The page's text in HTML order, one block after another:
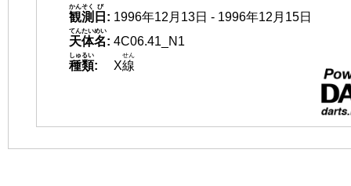
観測
かんそく
日
び
: 1996年12月13日 - 1996年12月15日
天体名
てんたいめい
: 4C06.41_N1
種類
しゅるい
: X線
せん